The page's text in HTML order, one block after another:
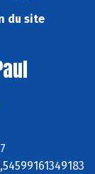
du site